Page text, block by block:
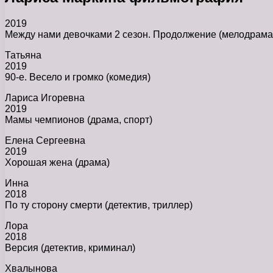
2019
Между нами девочками 2 сезон. Продолжение
Татьяна
2019
90-е. Весело и громко (комедия)
Лариса Игоревна
2019
Мамы чемпионов (драма, спорт)
Елена Сергеевна
2019
Хорошая жена (драма)
Инна
2018
По ту сторону смерти (детектив, триллер)
Лора
2018
Версия (детектив, криминал)
Хвалынова